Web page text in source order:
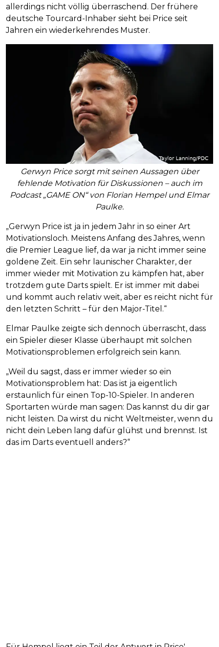
allerdings nicht völlig überraschend. Der frühere
deutsche Tourcard-Inhaber sieht bei Price seit
Jahren ein wiederkehrendes Muster.
Gerwyn Price sorgt mit seinen Aussagen über
fehlende Motivation für Diskussionen – auch im
Podcast „GAME ON“ von Florian Hempel und Elmar
Paulke.
„Gerwyn Price ist ja in jedem Jahr in so einer Art
Motivationsloch. Meistens Anfang des Jahres, wenn
die Premier League lief, da war ja nicht immer seine
goldene Zeit. Ein sehr launischer Charakter, der
immer wieder mit Motivation zu kämpfen hat, aber
trotzdem gute Darts spielt. Er ist immer mit dabei
und kommt auch relativ weit, aber es reicht nicht für
den letzten Schritt – für den Major-Titel.“
Elmar Paulke zeigte sich dennoch überrascht, dass
ein Spieler dieser Klasse überhaupt mit solchen
Motivationsproblemen erfolgreich sein kann.
„Weil du sagst, dass er immer wieder so ein
Motivationsproblem hat: Das ist ja eigentlich
erstaunlich für einen Top-10-Spieler. In anderen
Sportarten würde man sagen: Das kannst du dir gar
nicht leisten. Da wirst du nicht Weltmeister, wenn du
nicht dein Leben lang dafür glühst und brennst. Ist
das im Darts eventuell anders?“